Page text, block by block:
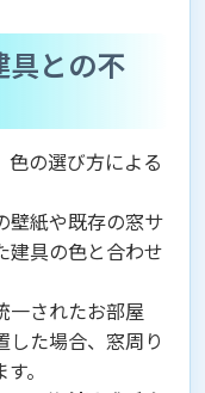
具との不
色の選び方による
壁紙や既存の窓サ
建具の色と合わせ
一されたお部屋
した場合、窓周り
。